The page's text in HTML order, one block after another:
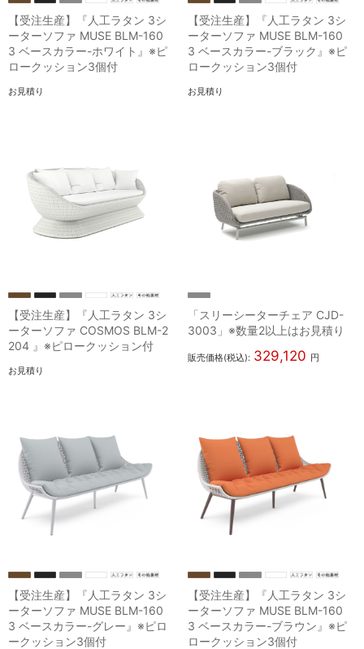
【受注生産】『人工ラタン 3シ
ーターソファ MUSE BLM-160
3 ベースカラー-ホワイト』※ピ
ロークッション3個付
お見積り
【受注生産】『人工ラタン 3シ
ーターソファ MUSE BLM-160
3 ベースカラー-ブラック』※ピ
ロークッション3個付
お見積り
【受注生産】『人工ラタン 3シ
ーターソファ COSMOS BLM-2
204 』※ピロークッション付
お見積り
「スリーシーターチェア CJD-
3003」※数量2以上はお見積り
販売価格(税込): 329,120 円
【受注生産】『人工ラタン 3シ
ーターソファ MUSE BLM-160
3 ベースカラー-グレー』※ピロ
ークッション3個付
【受注生産】『人工ラタン 3シ
ーターソファ MUSE BLM-160
3 ベースカラー-ブラウン』※ピ
ロークッション3個付